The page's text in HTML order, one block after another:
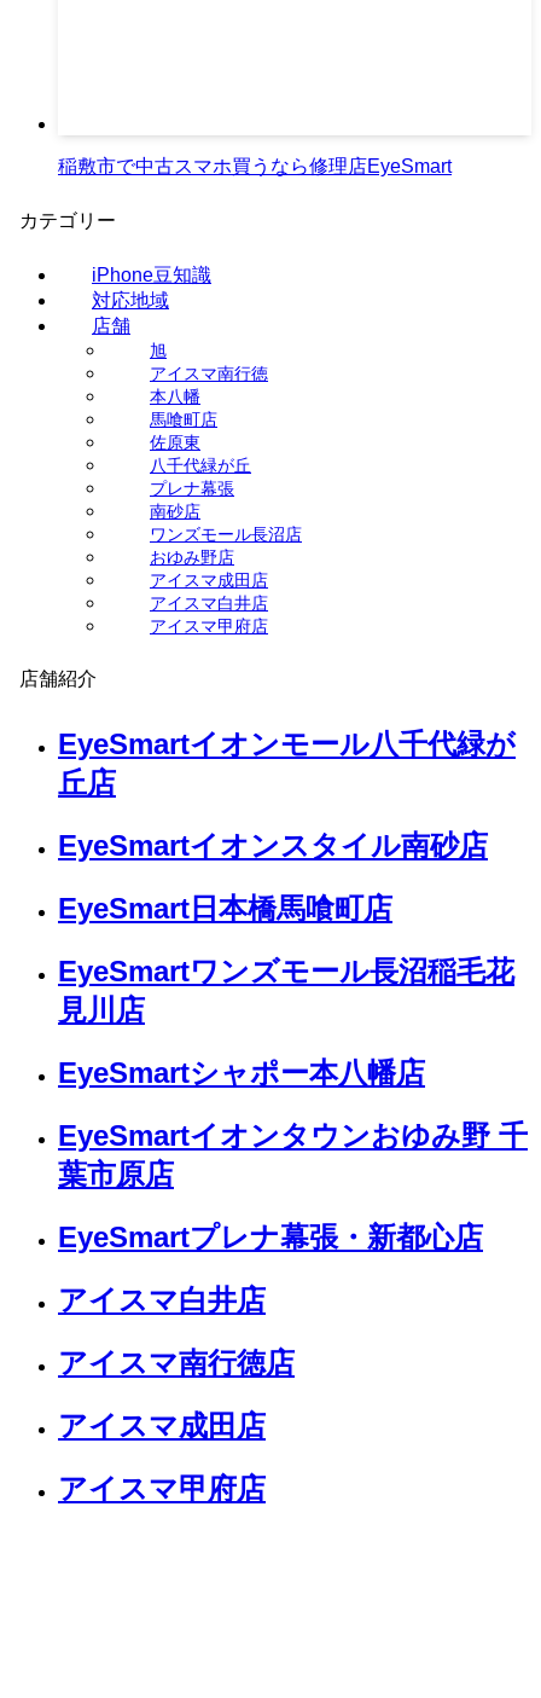
稲敷市で中古スマホ買うなら修理店EyeSmart
カテゴリー
iPhone豆知識
対応地域
店舗
旭
アイスマ南行徳
本八幡
馬喰町店
佐原東
八千代緑が丘
プレナ幕張
南砂店
ワンズモール長沼店
おゆみ野店
アイスマ成田店
アイスマ白井店
アイスマ甲府店
店舗紹介
EyeSmartイオンモール八千代緑が
丘店
EyeSmartイオンスタイル南砂店
EyeSmart日本橋馬喰町店
EyeSmartワンズモール長沼稲毛花
見川店
EyeSmartシャポー本八幡店
EyeSmartイオンタウンおゆみ野 千
葉市原店
EyeSmartプレナ幕張・新都心店
アイスマ白井店
アイスマ南行徳店
アイスマ成田店
アイスマ甲府店